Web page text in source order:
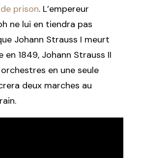
prison. L’empereur
ne lui en tiendra pas
Johann Strauss I meurt
en 1849, Johann Strauss II
en une seule
deux marches au